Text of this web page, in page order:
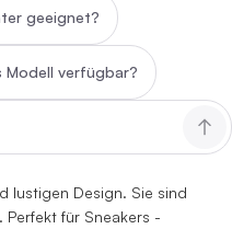
geeignet?
Modell verfügbar?
lustigen Design. Sie sind
für Sneakers -